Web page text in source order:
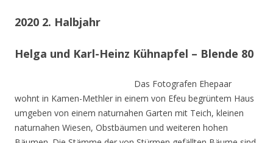
2020 2. Halbjahr
Helga und Karl-Heinz Kühnapfel – Blende 80
Das Fotografen Ehepaar
wohnt in Kamen-Methler in einem von Efeu begrüntem Haus
umgeben von einem naturnahen Garten mit Teich, kleinen
naturnahen Wiesen, Obstbäumen und weiteren hohen